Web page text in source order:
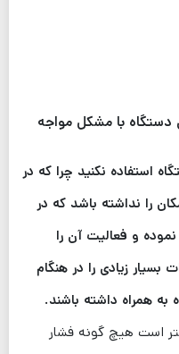
با مشکل مواجه
استفاده نکنید چرا که در
را نداشته باشد که در
و فعالیت آن را
زیادی را در هنگام
به همراه داشته باشند.
است هیچ گونه فشار